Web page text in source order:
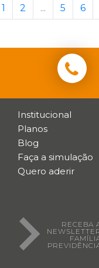
1 2 ... 5 6
Institucional
Planos
Blog
Faça a simulação
Quero aderir
RECEBA